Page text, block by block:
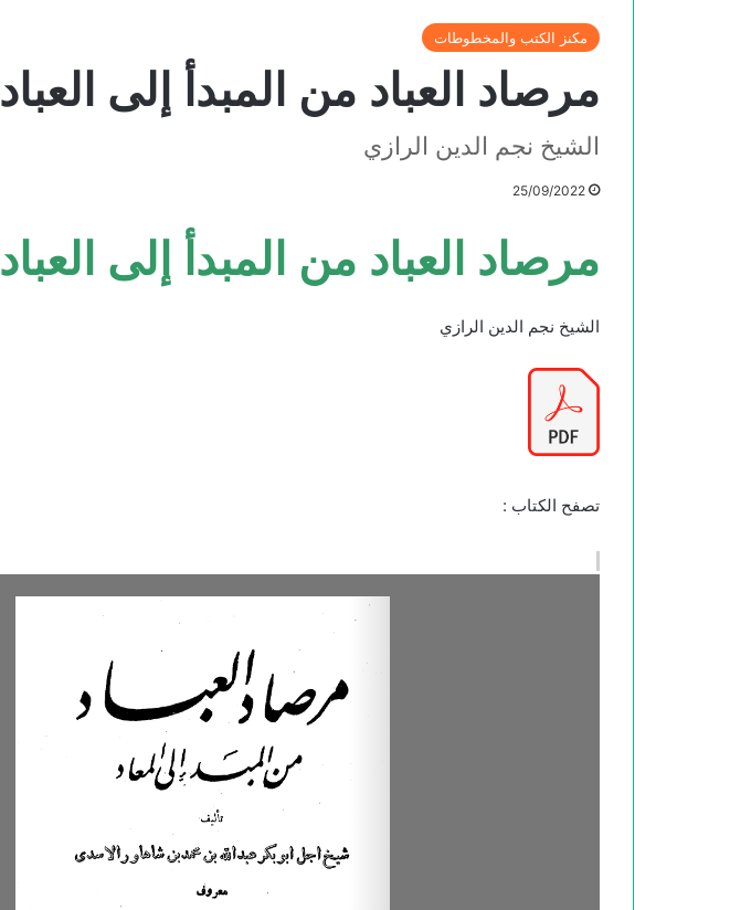
مكنز الكتب والمخطوطات
مرصاد العباد من المبدأ إلى العباد
الشيخ نجم الدين الرازي
25/09/2022
مرصاد العباد من المبدأ إلى العباد
الشيخ نجم الدين الرازي
تصفح الكتاب :